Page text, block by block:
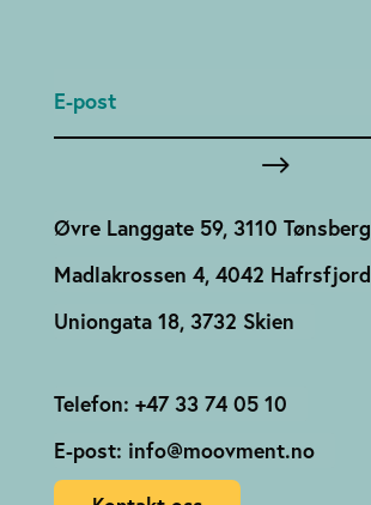
Øvre Langgate 59, 3110 Tønsberg
Madlakrossen 4, 4042 Hafrsfjord
Uniongata 18, 3732 Skien
Telefon: +47 33 74 05 10
E-post: info@moovment.no